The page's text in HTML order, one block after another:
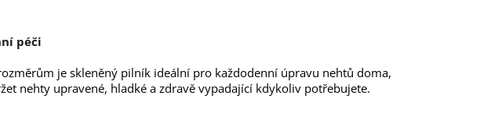
péči
je skleněný pilník ideální pro každodenní úpravu nehtů doma,
nehty upravené, hladké a zdravě vypadající kdykoliv potřebujete.